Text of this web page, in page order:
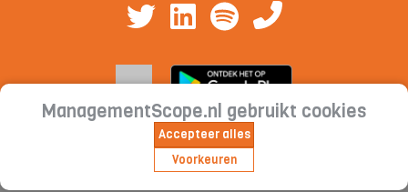
Cookieverklaring | Privacyverklaring |
Abonnementsvoorwaarden
ManagementScope.nl gebruikt cookies
Accepteer alles
Voorkeuren